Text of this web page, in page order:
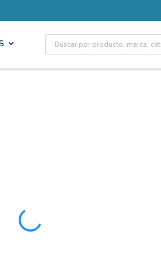
Site Search